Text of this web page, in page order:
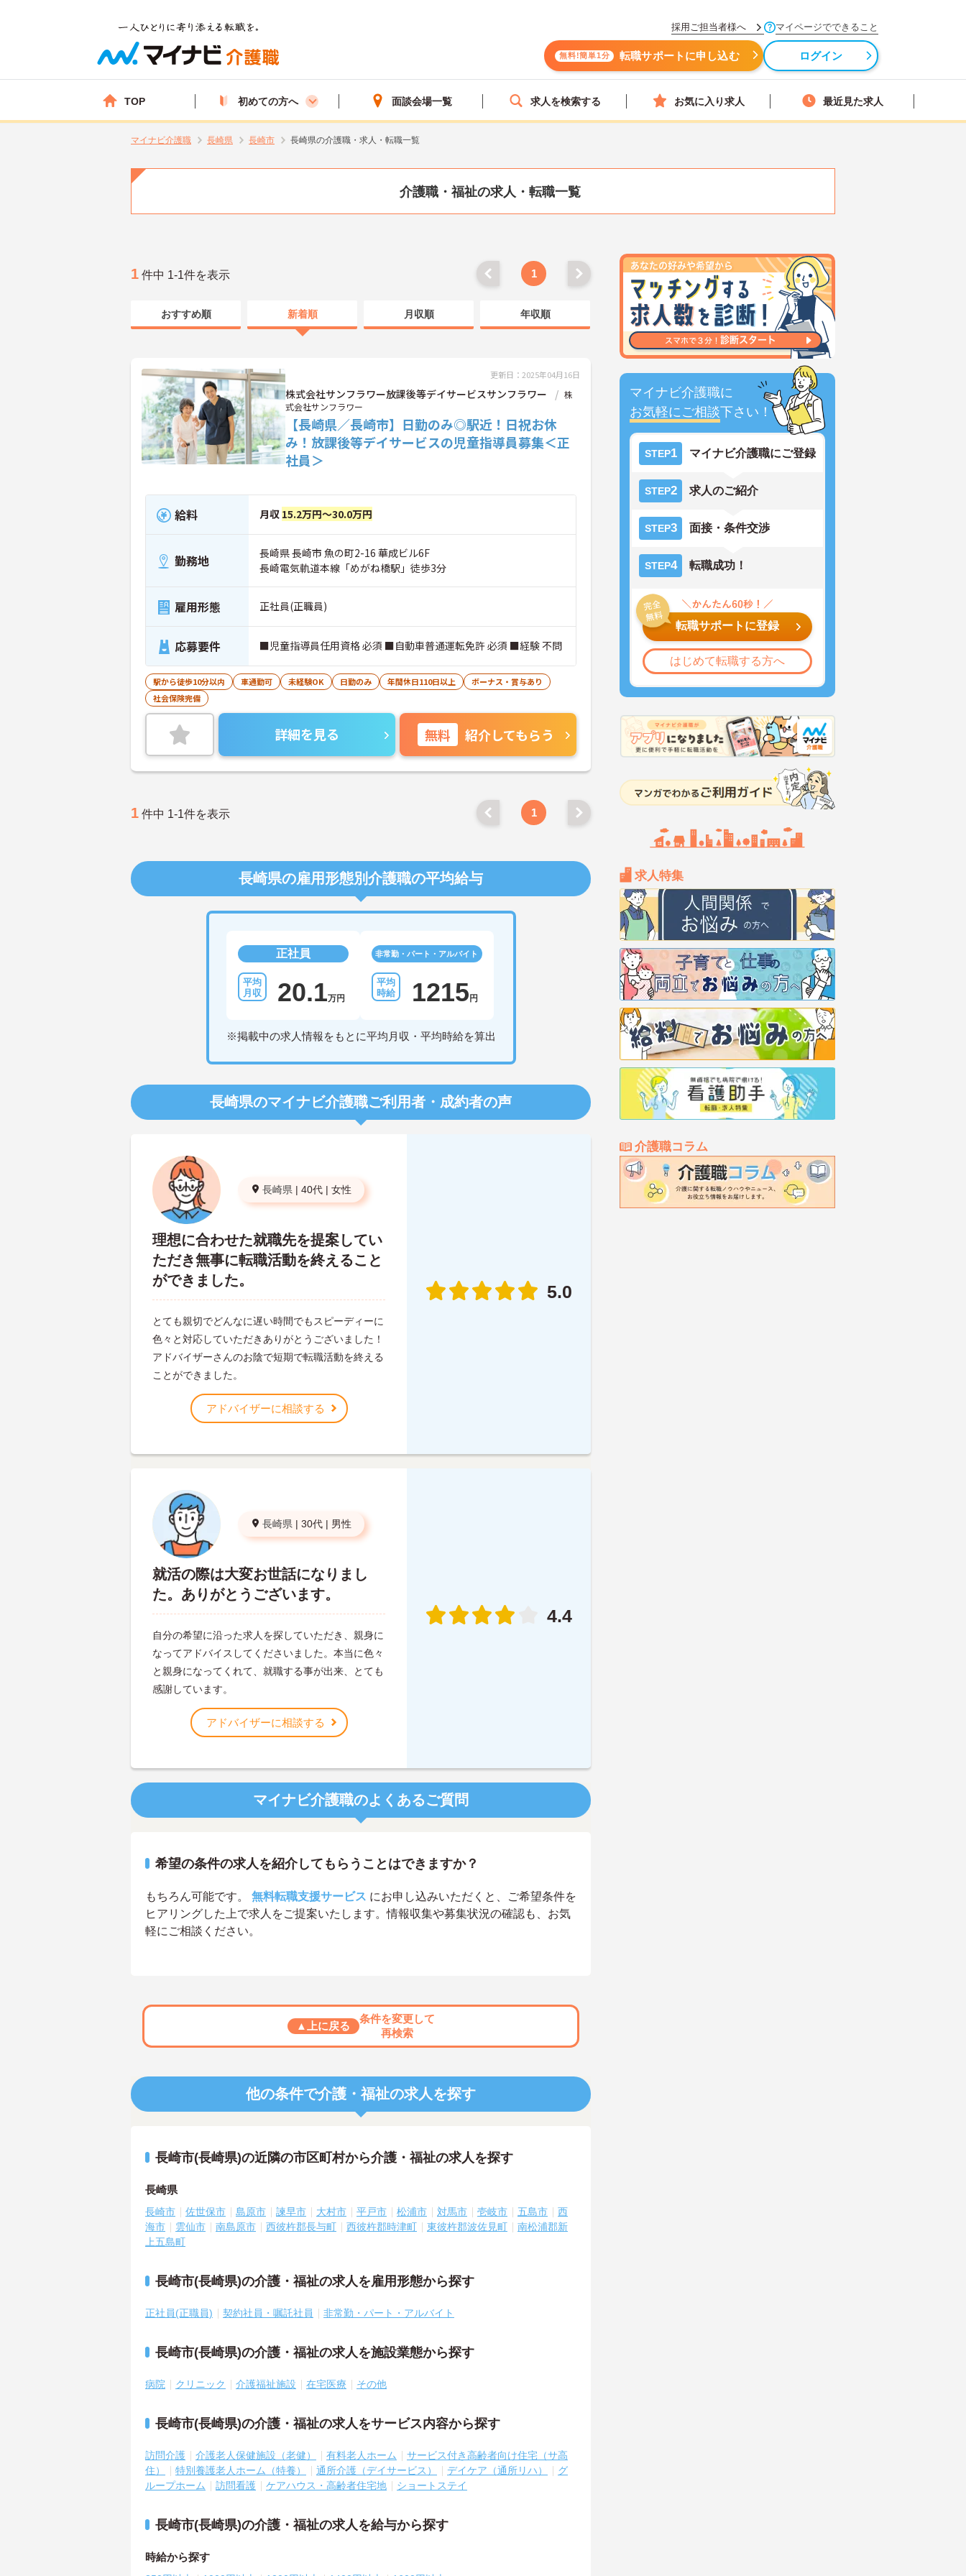
採用ご担当者様へ マイページでできること
無料!簡単1分 転職サポートに申し込む ログイン
TOP 初めての方へ 面談会場一覧 求人を検索する お気に入り求人 最近見た求人
マイナビ介護職 長崎県 長崎市 長崎県の介護職・求人・転職一覧
介護職・福祉の求人・転職一覧
マイナビ介護職に
お気軽にご相談下さい！
STEP1 マイナビ介護職にご登録
STEP2 求人のご紹介
STEP3 面接・条件交渉
STEP4 転職成功！
転職サポートに登録
はじめて転職する方へ
求人特集
介護職コラム
1 件中 1-1件を表示 1
おすすめ順 新着順 月収順 年収順
更新日：2025年04月16日
株式会社サンフラワー放課後等デイサービスサンフラワー
株
式会社サンフラワー
【長崎県／長崎市】日勤のみ◎駅近！日祝お休
み！放課後等デイサービスの児童指導員募集＜正
社員＞
給料 月収 15.2万円～30.0万円
勤務地
長崎県 長崎市 魚の町2-16 華成ビル6F
長崎電気軌道本線「めがね橋駅」徒歩3分
雇用形態 正社員(正職員)
応募要件 ■児童指導員任用資格 必須 ■自動車普通運転免許 必須 ■経験 不問
駅から徒歩10分以内 車通勤可 未経験OK 日勤のみ 年間休日110日以上
ボーナス・賞与あり
社会保険完備
詳細を見る 無料 紹介してもらう
1 件中 1-1件を表示 1
長崎県の雇用形態別介護職の平均給与
正社員
20.1万円
非常勤・パート・アルバイト
1215 円
※掲載中の求人情報をもとに平均月収・平均時給を算出
長崎県のマイナビ介護職ご利用者・成約者の声
長崎県 | 40代 | 女性
理想に合わせた就職先を提案してい
ただき無事に転職活動を終えること
ができました。
とても親切でどんなに遅い時間でもスピーディーに
色々と対応していただきありがとうございました！
アドバイザーさんのお陰で短期で転職活動を終える
ことができました。
アドバイザーに相談する
5.0
長崎県 | 30代 | 男性
就活の際は大変お世話になりまし
た。ありがとうございます。
自分の希望に沿った求人を探していただき、親身に
なってアドバイスしてくださいました。本当に色々
と親身になってくれて、就職する事が出来、とても
感謝しています。
アドバイザーに相談する
4.4
マイナビ介護職のよくあるご質問
希望の条件の求人を紹介してもらうことはできますか？
もちろん可能です。 無料転職支援サービス にお申し込みいただくと、ご希望条件を
ヒアリングした上で求人をご提案いたします。情報収集や募集状況の確認も、お気
軽にご相談ください。
▲上に戻る
条件を変更して
再検索
他の条件で介護・福祉の求人を探す
長崎市(長崎県)の近隣の市区町村から介護・福祉の求人を探す
長崎県
長崎市 佐世保市 島原市 諫早市 大村市 平戸市 松浦市 対馬市 壱岐市 五島市
西
海市
雲仙市 南島原市 西彼杵郡長与町 西彼杵郡時津町 東彼杵郡波佐見町
南松浦郡新
上五島町
長崎市(長崎県)の介護・福祉の求人を雇用形態から探す
正社員(正職員) 契約社員・嘱託社員 非常勤・パート・アルバイト
長崎市(長崎県)の介護・福祉の求人を施設業態から探す
病院 クリニック 介護福祉施設 在宅医療 その他
長崎市(長崎県)の介護・福祉の求人をサービス内容から探す
訪問介護 介護老人保健施設（老健） 有料老人ホーム
サービス付き高齢者向け住宅（サ高
住）
特別養護老人ホーム（特養） 通所介護（デイサービス） デイケア（通所リハ）
グ
ループホーム
訪問看護 ケアハウス・高齢者住宅地 ショートステイ
長崎市(長崎県)の介護・福祉の求人を給与から探す
時給から探す